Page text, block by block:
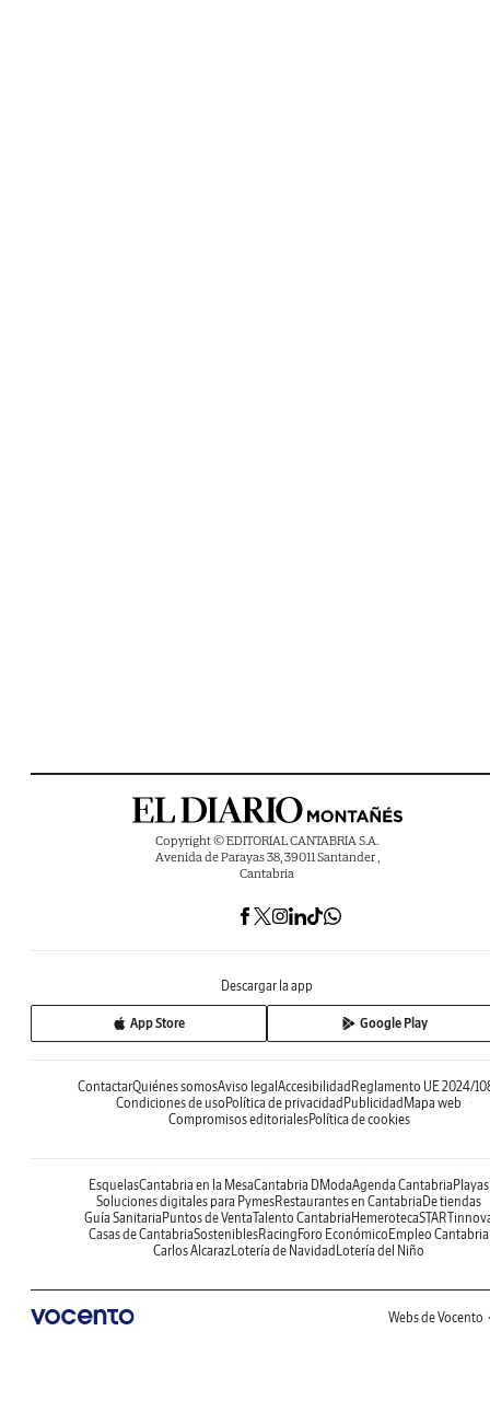
Copyright © EDITORIAL CANTABRIA S.A.
Avenida de Parayas 38, 39011 Santander ,
Cantabria
Descargar la app
App Store Google Play
ContactarQuiénes somosAviso legalAccesibilidadReglamento UE 2024/
Condiciones de usoPolítica de privacidadPublicidadMapa web
Compromisos editorialesPolítica de cookies
EsquelasCantabria en la MesaCantabria DModaAgenda CantabriaPlayas
Soluciones digitales para PymesRestaurantes en CantabriaDe tiendas
Guía SanitariaPuntos de VentaTalento CantabriaHemeroteca
Casas de CantabriaSosteniblesRacingForo EconómicoEmpleo Cantabria
Carlos AlcarazLotería de NavidadLotería del Niño
Webs de Vocento